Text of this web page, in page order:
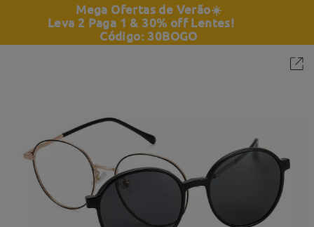
Mega Ofertas de Verão☀️
Leva 2 Paga 1 & 30% off Lentes!
Código: 30BOGO